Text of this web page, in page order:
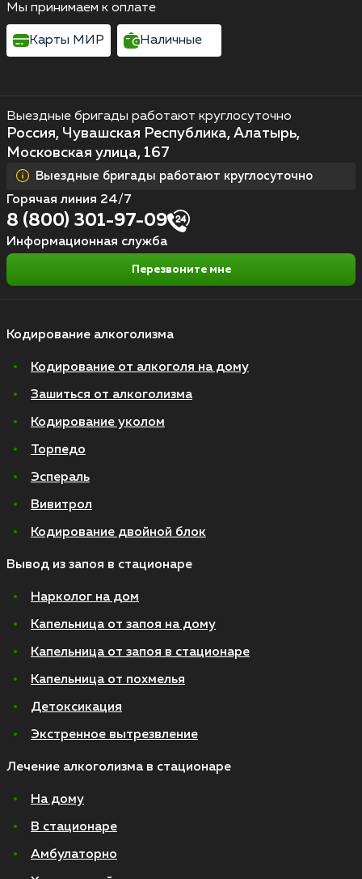
Кодирование алкоголизма
Кодирование от алкоголя на дому
Зашиться от алкоголизма
Кодирование уколом
Торпедо
Эспераль
Вивитрол
Кодирование двойной блок
Вывод из запоя в стационаре
Нарколог на дом
Капельница от запоя на дому
Капельница от запоя в стационаре
Капельница от похмелья
Детоксикация
Экстренное вытрезвление
Лечение алкоголизма в стационаре
На дому
В стационаре
Амбулаторно
Выездные бригады работают круглосуточно
Россия, Чувашская Республика, Алатырь,
Московская улица, 167
Выездные бригады работают круглосуточно
Горячая линия 24/7
8 (800) 301-97-09
Информационная служба
Перезвоните мне
Мы принимаем к оплате
Карты МИР Наличные